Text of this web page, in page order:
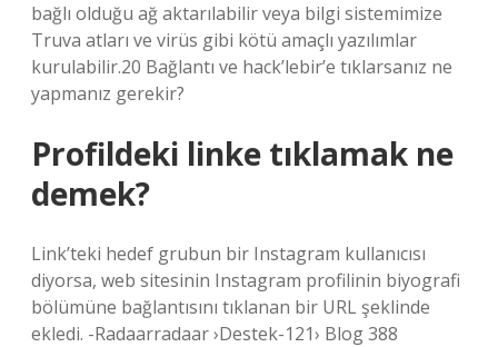
bağlı olduğu ağ aktarılabilir veya bilgi sistemimize
Truva atları ve virüs gibi kötü amaçlı yazılımlar
kurulabilir.20 Bağlantı ve hack’lebir’e tıklarsanız ne
yapmanız gerekir?
Profildeki linke tıklamak ne
demek?
Link’teki hedef grubun bir Instagram kullanıcısı
diyorsa, web sitesinin Instagram profilinin biyografi
bölümüne bağlantısını tıklanan bir URL şeklinde
ekledi. -Radaarradaar ›Destek-121› Blog 388